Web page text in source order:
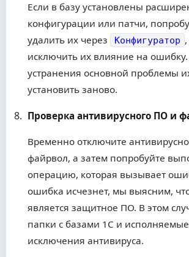
Если в базу установлены
конфигурации или патчи,
удалить их через
Конфигуратор
исключить их влияние на
устранения основной проблемы
установить заново.
Проверка антивирусного ПО и
Временно отключите
файрвол, а затем попробуйте
операцию, которая вызывает
ошибка исчезнет, мы выясним,
является защитное ПО. В этом
папки с базами 1С и
исключения антивируса.